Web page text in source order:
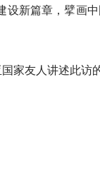
新篇章，擘画
家友人讲述此访